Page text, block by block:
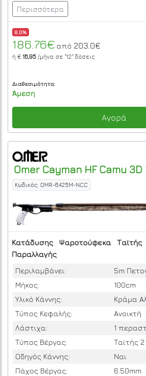
Περισσότερα
8.0%
186.76€ από 203.0€
ή € 16,95 /μήνα σε "12" δόσεις
Διαθεσιμότητα:
Άμεση
Αγορά
Omer Cayman HF Camu 3D
Κωδικός: OMR-6425M-NCC
Κατάδυσης Ψαροτούφεκα Ταϊτής
Παραλλαγής
Περιλαμβάνει:
5m
Μήκος:
100cm
Υλικό Κάννης:
Κράμα
Τύπος Κεφαλής:
Ανοικτή
Λάστιχα:
1
Τύπος Βέργας:
Ταϊτής
Οδηγός Κάννης:
Ναι
Πάχος Βέργας:
6.50mm